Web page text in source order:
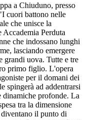
a Chiuduno, presso
cuori battono nelle
che unisce la
Accademia Perduta
che indossano lunghi
lasciando emergere
grandi uova. Tutte e tre
primo figlio. L'opera
per il domani dei
spingerà ad addentrarsi
dinamiche profonde. La
tra la dimensione
il punto di